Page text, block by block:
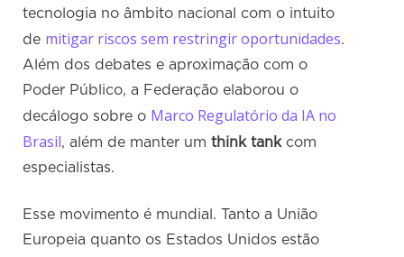
tecnologia no âmbito nacional com o intuito
de mitigar riscos sem restringir oportunidades.
Além dos debates e aproximação com o
Poder Público, a Federação elaborou o
decálogo sobre o Marco Regulatório da IA no
Brasil, além de manter um think tank com
especialistas.
Esse movimento é mundial. Tanto a União
Europeia quanto os Estados Unidos estão